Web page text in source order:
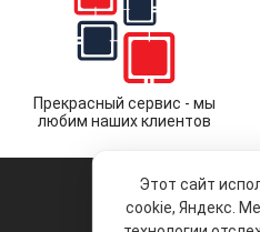
Прекрасный сервис - мы
любим наших клиентов
Этот сайт
cookie, Яндекс.